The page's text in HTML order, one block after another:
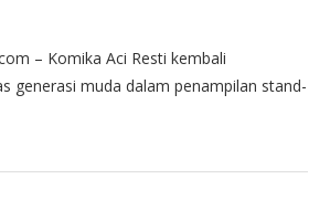
– Komika Aci Resti kembali
generasi muda dalam penampilan stand-